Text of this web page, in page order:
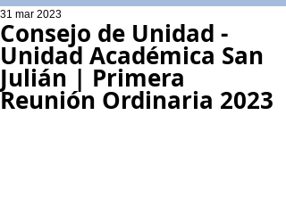
Consejo de Unidad -
Unidad Académica San
Julián | Primera
Reunión Ordinaria 2023
31 mar 2023